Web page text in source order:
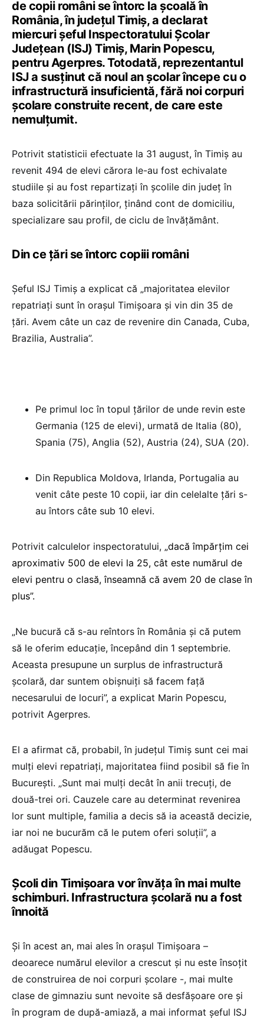
de copii români se întorc la școală în
România, în județul Timiș, a declarat
miercuri şeful Inspectoratului Şcolar
Judeţean (ISJ) Timiş, Marin Popescu,
pentru Agerpres. Totodată, reprezentantul
ISJ a susținut că noul an școlar începe cu o
infrastructură insuficientă, fără noi corpuri
școlare construite recent, de care este
nemulțumit.
Potrivit statisticii efectuate la 31 august, în Timiș au
revenit 494 de elevi cărora le-au fost echivalate
studiile şi au fost repartizaţi în școlile din județ în
baza solicitării părinţilor, ţinând cont de domiciliu,
specializare sau profil, de ciclu de învăţământ.
Din ce țări se întorc copiii români
Șeful ISJ Timiș a explicat că „majoritatea elevilor
repatriaţi sunt în orașul Timişoara şi vin din 35 de
ţări. Avem câte un caz de revenire din Canada, Cuba,
Brazilia, Australia”.
Pe primul loc în topul ţărilor de unde revin este
Germania (125 de elevi), urmată de Italia (80),
Spania (75), Anglia (52), Austria (24), SUA (20).
Din Republica Moldova, Irlanda, Portugalia au
venit câte peste 10 copii, iar din celelalte ţări s-
au întors câte sub 10 elevi.
Potrivit calculelor inspectoratului, „dacă împărţim cei
aproximativ 500 de elevi la 25, cât este numărul de
elevi pentru o clasă, înseamnă că avem 20 de clase în
plus”.
„Ne bucură că s-au reîntors în România şi că putem
să le oferim educaţie, începând din 1 septembrie.
Aceasta presupune un surplus de infrastructură
şcolară, dar suntem obişnuiţi să facem faţă
necesarului de locuri”, a explicat Marin Popescu,
potrivit Agerpres.
El a afirmat că, probabil, în judeţul Timiş sunt cei mai
mulţi elevi repatriaţi, majoritatea fiind posibil să fie în
Bucureşti. „Sunt mai mulţi decât în anii trecuţi, de
două-trei ori. Cauzele care au determinat revenirea
lor sunt multiple, familia a decis să ia această decizie,
iar noi ne bucurăm că le putem oferi soluţii”, a
adăugat Popescu.
Școli din Timișoara vor învăța în mai multe
schimburi. Infrastructura școlară nu a fost
înnoită
Și în acest an, mai ales în orașul Timişoara –
deoarece numărul elevilor a crescut și nu este însoţit
de construirea de noi corpuri şcolare -, mai multe
clase de gimnaziu sunt nevoite să desfășoare ore și
în program de după-amiază, a mai informat şeful ISJ